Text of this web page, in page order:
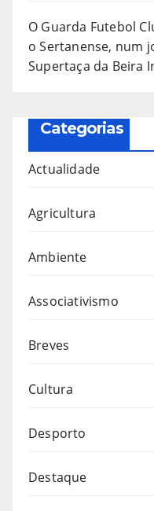
O Guarda Futebol
o Sertanense, num
Supertaça da Beira
Categorias
Actualidade
Agricultura
Ambiente
Associativismo
Breves
Cultura
Desporto
Destaque